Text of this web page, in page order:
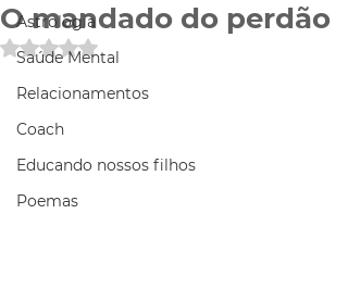
Astrologia
Saúde Mental
Relacionamentos
Coach
Educando nossos filhos
Poemas
O mandado do perdão
Avaliado com NaN de 5 estrelas.